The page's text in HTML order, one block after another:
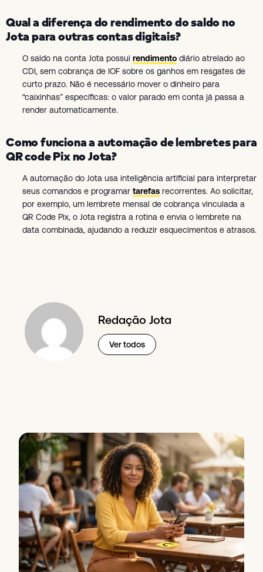
Qual a diferença do rendimento do saldo no
Jota para outras contas digitais?
O saldo na conta Jota possui rendimento diário atrelado ao
CDI, sem cobrança de IOF sobre os ganhos em resgates de
curto prazo. Não é necessário mover o dinheiro para
“caixinhas” específicas: o valor parado em conta já passa a
render automaticamente.
Como funciona a automação de lembretes para
QR code Pix no Jota?
A automação do Jota usa inteligência artificial para interpretar
seus comandos e programar tarefas recorrentes. Ao solicitar,
por exemplo, um lembrete mensal de cobrança vinculada a
QR Code Pix, o Jota registra a rotina e envia o lembrete na
data combinada, ajudando a reduzir esquecimentos e atrasos.
Redação Jota
Ver todos